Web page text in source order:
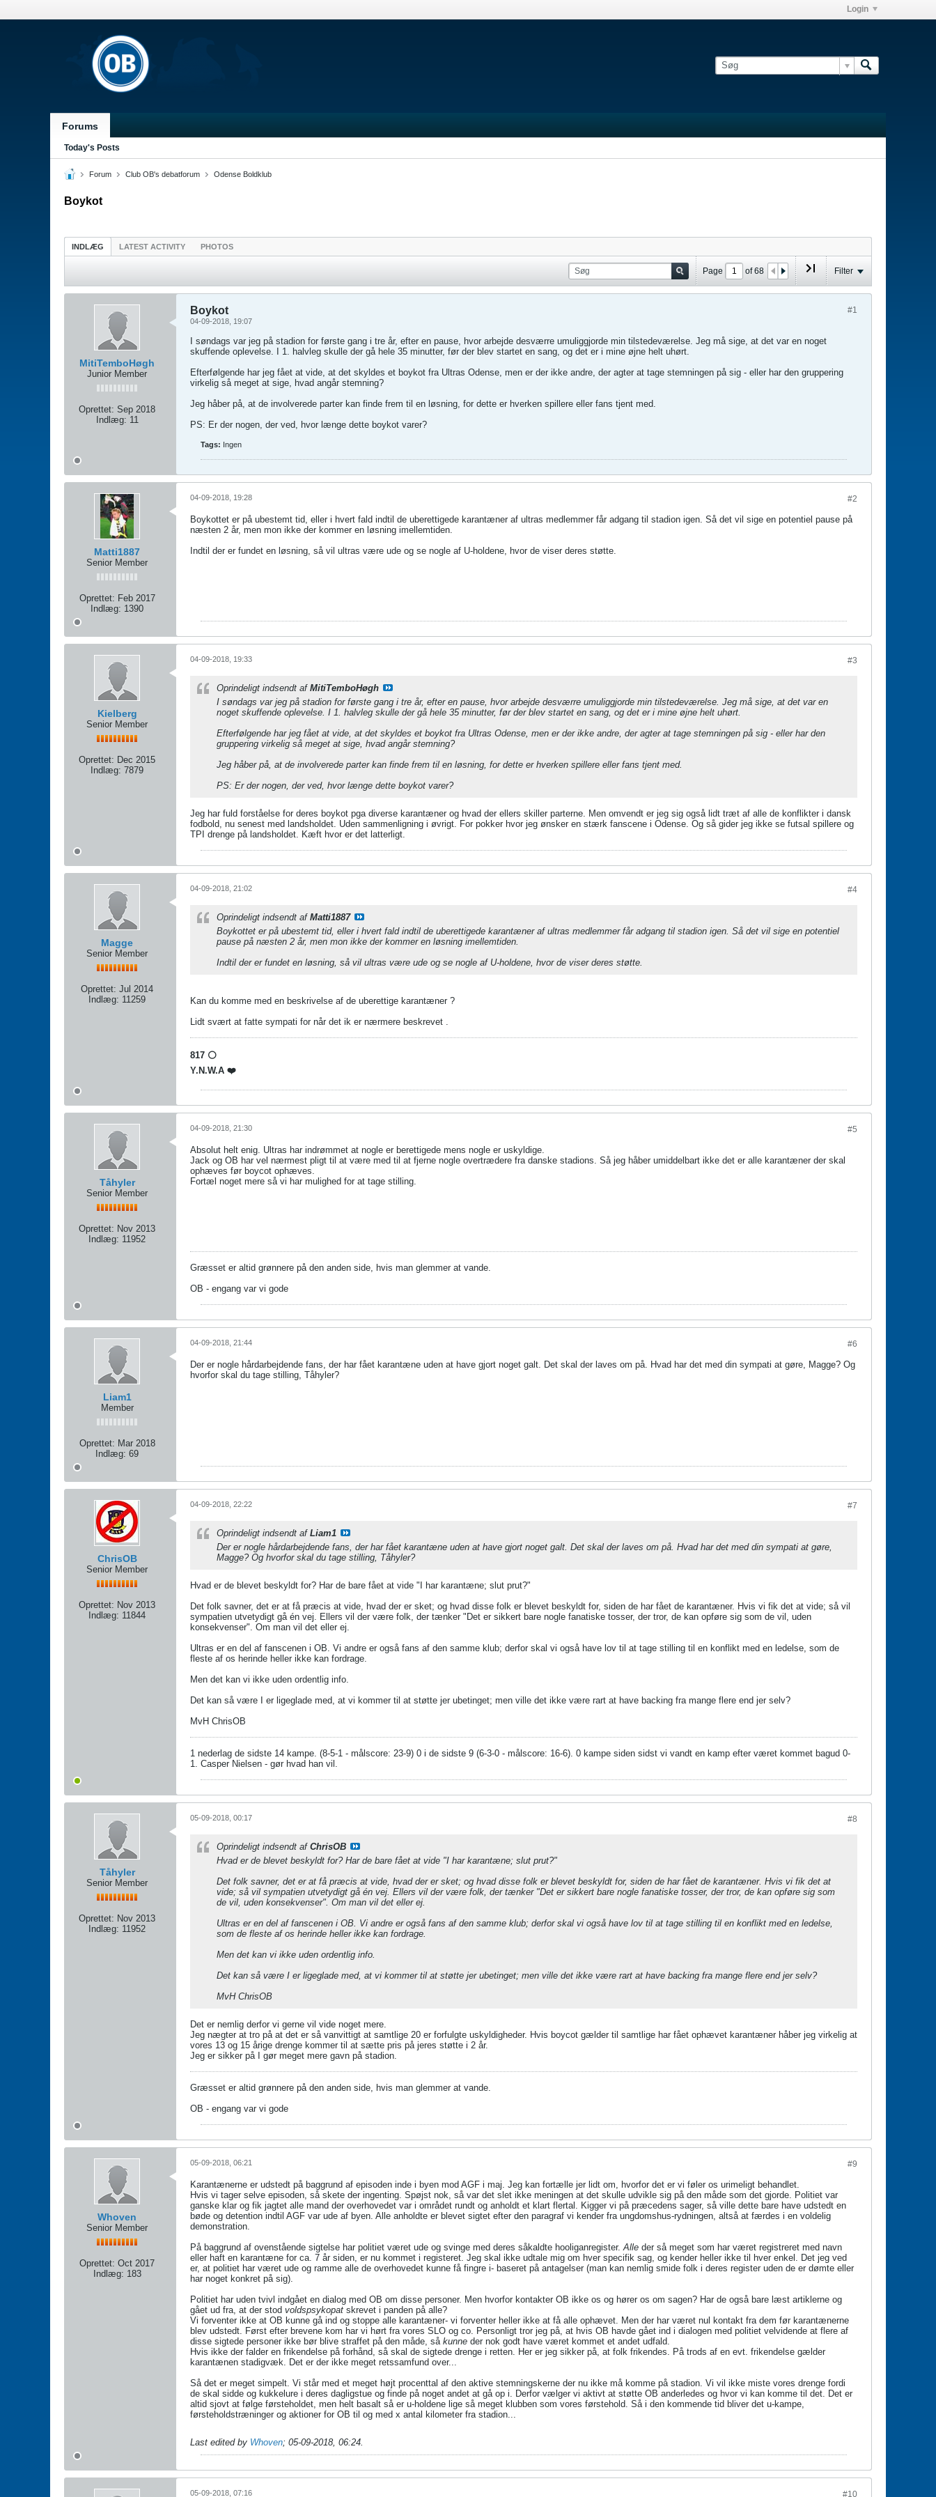
Login
Forums
Today's Posts
Forum Club OB's debatforum Odense Boldklub
Boykot
INDLÆG LATEST ACTIVITY PHOTOS
Page of68 Filter
MitiTemboHøgh
Junior Member
Oprettet: Sep 2018
Indlæg: 11
#1
Boykot
04-09-2018, 19:07
I søndags var jeg på stadion for første gang i tre år, efter en pause, hvor arbejde desværre umuliggjorde min tilstedeværelse. Jeg må sige, at det var en noget
skuffende oplevelse. I 1. halvleg skulle der gå hele 35 minutter, før der blev startet en sang, og det er i mine øjne helt uhørt.
Efterfølgende har jeg fået at vide, at det skyldes et boykot fra Ultras Odense, men er der ikke andre, der agter at tage stemningen på sig - eller har den gruppering
virkelig så meget at sige, hvad angår stemning?
Jeg håber på, at de involverede parter kan finde frem til en løsning, for dette er hverken spillere eller fans tjent med.
PS: Er der nogen, der ved, hvor længe dette boykot varer?
Tags: Ingen
Matti1887
Senior Member
Oprettet: Feb 2017
Indlæg: 1390
#2
04-09-2018, 19:28
Boykottet er på ubestemt tid, eller i hvert fald indtil de uberettigede karantæner af ultras medlemmer får adgang til stadion igen. Så det vil sige en potentiel pause på
næsten 2 år, men mon ikke der kommer en løsning imellemtiden.
Indtil der er fundet en løsning, så vil ultras være ude og se nogle af U-holdene, hvor de viser deres støtte.
Kielberg
Senior Member
Oprettet: Dec 2015
Indlæg: 7879
#3
04-09-2018, 19:33
Oprindeligt indsendt af MitiTemboHøgh
I søndags var jeg på stadion for første gang i tre år, efter en pause, hvor arbejde desværre umuliggjorde min tilstedeværelse. Jeg må sige, at det var en
noget skuffende oplevelse. I 1. halvleg skulle der gå hele 35 minutter, før der blev startet en sang, og det er i mine øjne helt uhørt.
Efterfølgende har jeg fået at vide, at det skyldes et boykot fra Ultras Odense, men er der ikke andre, der agter at tage stemningen på sig - eller har den
gruppering virkelig så meget at sige, hvad angår stemning?
Jeg håber på, at de involverede parter kan finde frem til en løsning, for dette er hverken spillere eller fans tjent med.
PS: Er der nogen, der ved, hvor længe dette boykot varer?
Jeg har fuld forståelse for deres boykot pga diverse karantæner og hvad der ellers skiller parterne. Men omvendt er jeg sig også lidt træt af alle de konflikter i dansk
fodbold, nu senest med landsholdet. Uden sammenligning i øvrigt. For pokker hvor jeg ønsker en stærk fanscene i Odense. Og så gider jeg ikke se futsal spillere og
TPI drenge på landsholdet. Kæft hvor er det latterligt.
Magge
Senior Member
Oprettet: Jul 2014
Indlæg: 11259
#4
04-09-2018, 21:02
Oprindeligt indsendt af Matti1887
Boykottet er på ubestemt tid, eller i hvert fald indtil de uberettigede karantæner af ultras medlemmer får adgang til stadion igen. Så det vil sige en potentiel
pause på næsten 2 år, men mon ikke der kommer en løsning imellemtiden.
Indtil der er fundet en løsning, så vil ultras være ude og se nogle af U-holdene, hvor de viser deres støtte.
Kan du komme med en beskrivelse af de uberettige karantæner ?
Lidt svært at fatte sympati for når det ik er nærmere beskrevet .
817 ⚪️
Y.N.W.A ❤️
Tåhyler
Senior Member
Oprettet: Nov 2013
Indlæg: 11952
#5
04-09-2018, 21:30
Absolut helt enig. Ultras har indrømmet at nogle er berettigede mens nogle er uskyldige.
Jack og OB har vel nærmest pligt til at være med til at fjerne nogle overtrædere fra danske stadions. Så jeg håber umiddelbart ikke det er alle karantæner der skal
ophæves før boycot ophæves.
Fortæl noget mere så vi har mulighed for at tage stilling.
Græsset er altid grønnere på den anden side, hvis man glemmer at vande.
OB - engang var vi gode
Liam1
Member
Oprettet: Mar 2018
Indlæg: 69
#6
04-09-2018, 21:44
Der er nogle hårdarbejdende fans, der har fået karantæne uden at have gjort noget galt. Det skal der laves om på. Hvad har det med din sympati at gøre, Magge? Og
hvorfor skal du tage stilling, Tåhyler?
ChrisOB
Senior Member
Oprettet: Nov 2013
Indlæg: 11844
#7
04-09-2018, 22:22
Oprindeligt indsendt af Liam1
Der er nogle hårdarbejdende fans, der har fået karantæne uden at have gjort noget galt. Det skal der laves om på. Hvad har det med din sympati at gøre,
Magge? Og hvorfor skal du tage stilling, Tåhyler?
Hvad er de blevet beskyldt for? Har de bare fået at vide "I har karantæne; slut prut?"
Det folk savner, det er at få præcis at vide, hvad der er sket; og hvad disse folk er blevet beskyldt for, siden de har fået de karantæner. Hvis vi fik det at vide; så vil
sympatien utvetydigt gå én vej. Ellers vil der være folk, der tænker "Det er sikkert bare nogle fanatiske tosser, der tror, de kan opføre sig som de vil, uden
konsekvenser". Om man vil det eller ej.
Ultras er en del af fanscenen i OB. Vi andre er også fans af den samme klub; derfor skal vi også have lov til at tage stilling til en konflikt med en ledelse, som de
fleste af os herinde heller ikke kan fordrage.
Men det kan vi ikke uden ordentlig info.
Det kan så være I er ligeglade med, at vi kommer til at støtte jer ubetinget; men ville det ikke være rart at have backing fra mange flere end jer selv?
MvH ChrisOB
1 nederlag de sidste 14 kampe. (8-5-1 - målscore: 23-9) 0 i de sidste 9 (6-3-0 - målscore: 16-6). 0 kampe siden sidst vi vandt en kamp efter været kommet bagud 0-
1. Casper Nielsen - gør hvad han vil.
Tåhyler
Senior Member
Oprettet: Nov 2013
Indlæg: 11952
#8
05-09-2018, 00:17
Oprindeligt indsendt af ChrisOB
Hvad er de blevet beskyldt for? Har de bare fået at vide "I har karantæne; slut prut?"
Det folk savner, det er at få præcis at vide, hvad der er sket; og hvad disse folk er blevet beskyldt for, siden de har fået de karantæner. Hvis vi fik det at
vide; så vil sympatien utvetydigt gå én vej. Ellers vil der være folk, der tænker "Det er sikkert bare nogle fanatiske tosser, der tror, de kan opføre sig som
de vil, uden konsekvenser". Om man vil det eller ej.
Ultras er en del af fanscenen i OB. Vi andre er også fans af den samme klub; derfor skal vi også have lov til at tage stilling til en konflikt med en ledelse,
som de fleste af os herinde heller ikke kan fordrage.
Men det kan vi ikke uden ordentlig info.
Det kan så være I er ligeglade med, at vi kommer til at støtte jer ubetinget; men ville det ikke være rart at have backing fra mange flere end jer selv?
MvH ChrisOB
Det er nemlig derfor vi gerne vil vide noget mere.
Jeg nægter at tro på at det er så vanvittigt at samtlige 20 er forfulgte uskyldigheder. Hvis boycot gælder til samtlige har fået ophævet karantæner håber jeg virkelig at
vores 13 og 15 årige drenge kommer til at sætte pris på jeres støtte i 2 år.
Jeg er sikker på I gør meget mere gavn på stadion.
Græsset er altid grønnere på den anden side, hvis man glemmer at vande.
OB - engang var vi gode
Whoven
Senior Member
Oprettet: Oct 2017
Indlæg: 183
#9
05-09-2018, 06:21
Karantænerne er udstedt på baggrund af episoden inde i byen mod AGF i maj. Jeg kan fortælle jer lidt om, hvorfor det er vi føler os urimeligt behandlet.
Hvis vi tager selve episoden, så skete der ingenting. Spøjst nok, så var det slet ikke meningen at det skulle udvikle sig på den måde som det gjorde. Politiet var
ganske klar og fik jagtet alle mand der overhovedet var i området rundt og anholdt et klart flertal. Kigger vi på præcedens sager, så ville dette bare have udstedt en
bøde og detention indtil AGF var ude af byen. Alle anholdte er blevet sigtet efter den paragraf vi kender fra ungdomshus-rydningen, altså at færdes i en voldelig
demonstration.
På baggrund af ovenstående sigtelse har politiet været ude og svinge med deres såkaldte hooliganregister.Alle der så meget som har været registreret med navn
eller haft en karantæne for ca. 7 år siden, er nu kommet i registeret. Jeg skal ikke udtale mig om hver specifik sag, og kender heller ikke til hver enkel. Det jeg ved
er, at politiet har været ude og ramme alle de overhovedet kunne få fingre i- baseret på antagelser (man kan nemlig smide folk i deres register uden de er dømte eller
har noget konkret på sig).
Politiet har uden tvivl indgået en dialog med OB om disse personer. Men hvorfor kontakter OB ikke os og hører os om sagen? Har de også bare læst artiklerne og
gået ud fra, at der stod voldspsykopat skrevet i panden på alle?
Vi forventer ikke at OB kunne gå ind og stoppe alle karantæner- vi forventer heller ikke at få alle ophævet. Men der har været nul kontakt fra dem før karantænerne
blev udstedt. Først efter brevene kom har vi hørt fra vores SLO og co. Personligt tror jeg på, at hvis OB havde gået ind i dialogen med politiet velvidende at flere af
disse sigtede personer ikke bør blive straffet på den måde, så kunne der nok godt have været kommet et andet udfald.
Hvis ikke der falder en frikendelse på forhånd, så skal de sigtede drenge i retten. Her er jeg sikker på, at folk frikendes. På trods af en evt. frikendelse gælder
karantænen stadigvæk. Det er der ikke meget retssamfund over...
Så det er meget simpelt. Vi står med et meget højt procenttal af den aktive stemningskerne der nu ikke må komme på stadion. Vi vil ikke miste vores drenge fordi
de skal sidde og kukkelure i deres dagligstue og finde på noget andet at gå op i. Derfor vælger vi aktivt at støtte OB anderledes og hvor vi kan komme til det. Det er
altid sjovt at følge førsteholdet, men helt basalt så er u-holdene lige så meget klubben som vores førstehold. Så i den kommende tid bliver det u-kampe,
førsteholdstræninger og aktioner for OB til og med x antal kilometer fra stadion...
Last edited by Whoven; 05-09-2018, 06:24.
#10
05-09-2018, 07:16